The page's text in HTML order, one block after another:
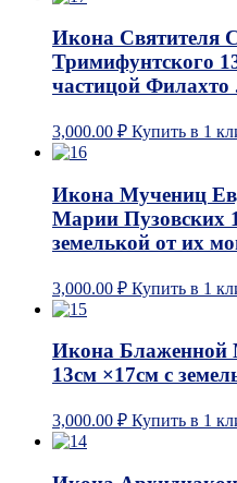
Икона Святителя
Тримифунтского
частицой Филахто
3,000.00 ₽ Купить в 1
Икона Мучениц
Марии Пузовских
земелькой от их
3,000.00 ₽ Купить в 1
Икона Блаженной
13см ×17см с
3,000.00 ₽ Купить в 1